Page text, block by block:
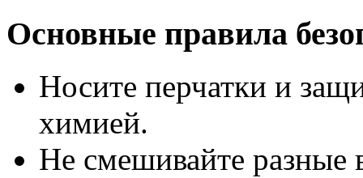
Основные правила
Носите перчатки и
химией.
Не смешивайте разные